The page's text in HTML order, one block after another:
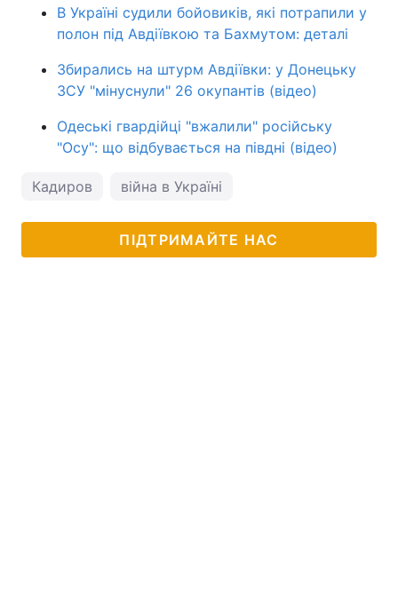
В Україні судили бойовиків, які потрапили у
полон під Авдіївкою та Бахмутом: деталі
Збирались на штурм Авдіївки: у Донецьку
ЗСУ "мінуснули" 26 окупантів (відео)
Одеські гвардійці "вжалили" російську
"Осу": що відбувається на півдні (відео)
Кадиров війна в Україні
ПІДТРИМАЙТЕ НАС